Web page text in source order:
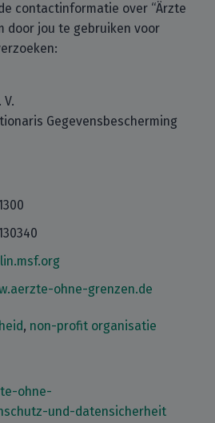
contactinformatie over “Ärzte
door jou te gebruiken voor
Gegevensbescherming
ohne-grenzen.de
, non-profit organisatie
ohne-
und-datensicherheit